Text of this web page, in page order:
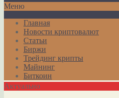
Меню
Главная
Новости криптовалют
Статьи
Биржи
Трейдинг крипты
Майнинг
Биткоин
Актуально